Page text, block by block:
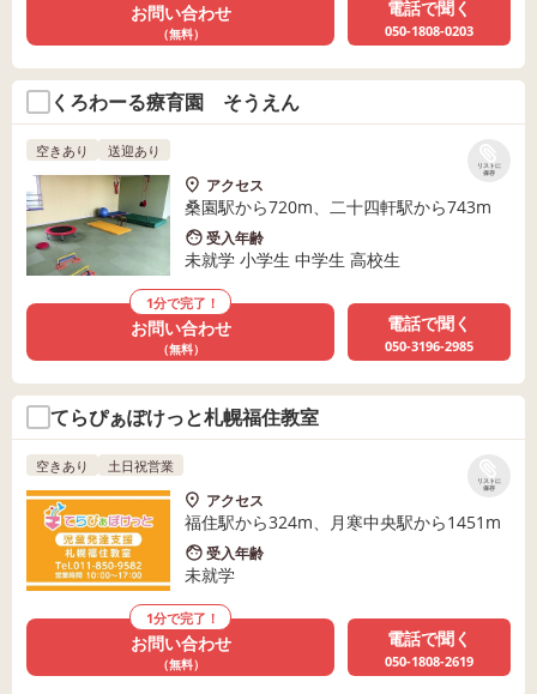
お問い合わせ
（無料）
電話で聞く
050-1808-0203
くろわーる療育園 そうえん
リストに
保存
空きあり 送迎あり
アクセス
桑園駅から720m、二十四軒駅から743m
受入年齢
未就学 小学生 中学生 高校生
1分で完了！
お問い合わせ
（無料）
電話で聞く
050-3196-2985
てらぴぁぽけっと札幌福住教室
リストに
保存
空きあり 土日祝営業
アクセス
福住駅から324m、月寒中央駅から1451m
受入年齢
未就学
1分で完了！
お問い合わせ
（無料）
電話で聞く
050-1808-2619